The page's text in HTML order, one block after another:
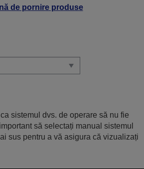
de pornire produse
sistemul dvs. de operare să nu fie
să selectați manual sistemul
sus pentru a vă asigura că vizualizați